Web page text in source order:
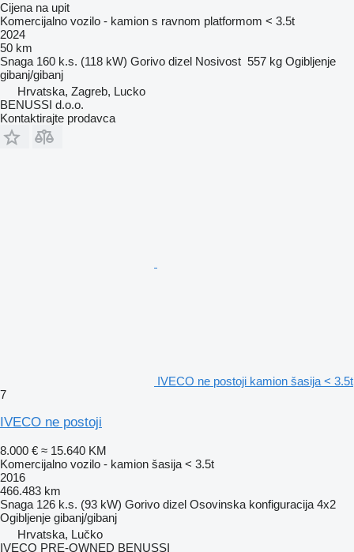
Cijena na upit
Komercijalno vozilo - kamion s ravnom platformom < 3.5t
2024
50 km
Snaga 160 k.s. (118 kW) Gorivo dizel Nosivost 557 kg Ogibljenje
gibanj/gibanj
Hrvatska, Zagreb, Lucko
BENUSSI d.o.o.
Kontaktirajte prodavca
IVECO ne postoji kamion šasija < 3.5t
7
IVECO ne postoji
8.000 € ≈ 15.640 KM
Komercijalno vozilo - kamion šasija < 3.5t
2016
466.483 km
Snaga 126 k.s. (93 kW) Gorivo dizel Osovinska konfiguracija 4x2
Ogibljenje gibanj/gibanj
Hrvatska, Lučko
IVECO PRE-OWNED BENUSSI